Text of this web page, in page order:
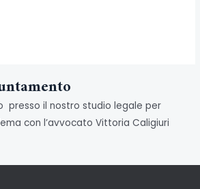
presso il nostro studio legale per
con l’avvocato Vittoria Caligiuri